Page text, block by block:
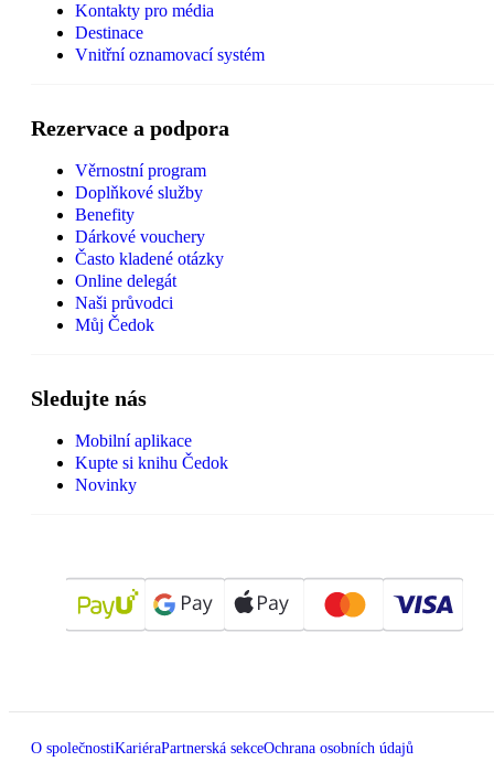
Kontakty pro média
Destinace
Vnitřní oznamovací systém
Rezervace a podpora
Věrnostní program
Doplňkové služby
Benefity
Dárkové vouchery
Často kladené otázky
Online delegát
Naši průvodci
Můj Čedok
Sledujte nás
Mobilní aplikace
Kupte si knihu Čedok
Novinky
O společnostiKariéraPartnerská sekceOchrana osobních údajů